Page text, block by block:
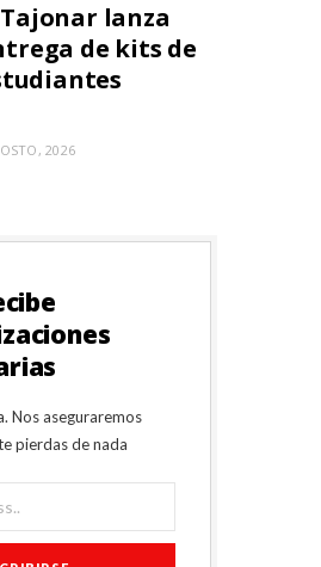
lanza
de kits de
2026
Nos aseguraremos
pierdas de nada